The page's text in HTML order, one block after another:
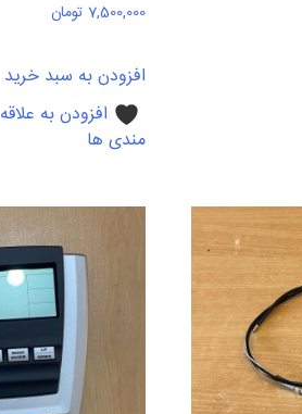
7,500,000 تومان
افزودن به سبد خرید
افزودن به علاقه
مندی ها